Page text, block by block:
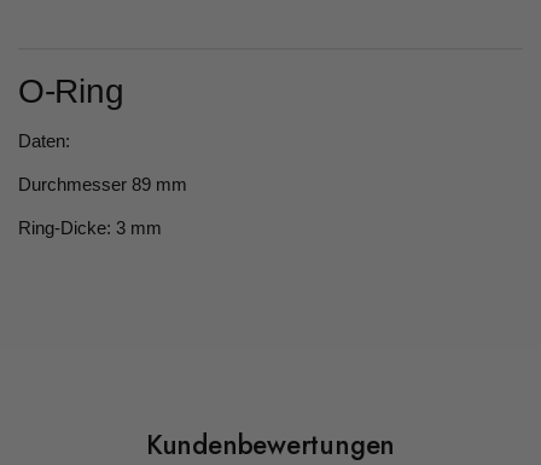
O-Ring
Daten:
Durchmesser 89 mm
Ring-Dicke: 3 mm
Kundenbewertungen